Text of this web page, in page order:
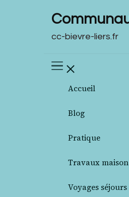
cc-bievre-liers.fr
Accueil
Blog
Pratique
Travaux maison
Voyages séjours